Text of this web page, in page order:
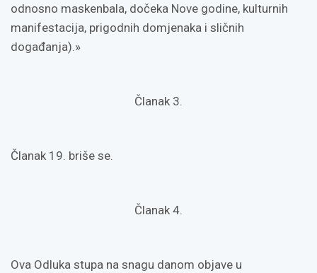
odnosno maskenbala, dočeka Nove godine, kulturnih
manifestacija, prigodnih domjenaka i sličnih
događanja).»
Članak 3.
Članak 19. briše se.
Članak 4.
Ova Odluka stupa na snagu danom objave u